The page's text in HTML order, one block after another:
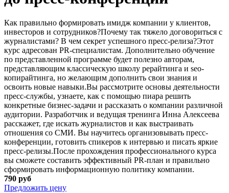
Как правильно формировать имидж компании у клиентов,
инвесторов и сотрудников?Почему так тяжело договориться с
журналистами? В чем секрет успешного пресс-релиза?Этот
курс адресован PR-специалистам. Дополнительно обучение
по представленной программе будет полезно авторам,
представляющим классическую школу рерайтинга и seo-
копирайтинга, но желающим дополнить свои знания и
освоить новые навыки.Вы рассмотрите основы деятельности
пресс-службы, узнаете, как с помощью пиара решить
конкретные бизнес-задачи и рассказать о компании различной
аудитории. Разработчик и ведущая тренинга Инна Алексеева
расскажет, где искать журналистов и как выстраивать
отношения со СМИ. Вы научитесь организовывать пресс-
конференции, готовить спикеров к интервью и писать яркие
пресс-релизы.После прохождения профессионального курса
вы сможете составить эффективный PR-план и правильно
сформировать информационную политику компании.
790 руб
Предложить цену